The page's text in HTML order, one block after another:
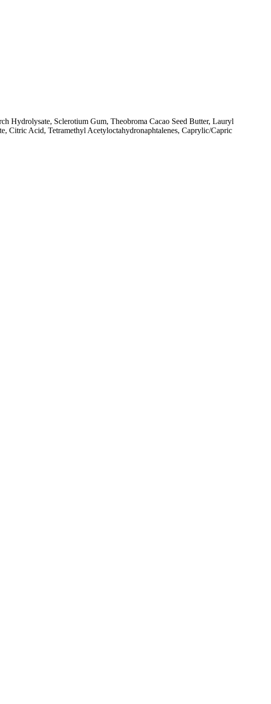
Hydrolysate, Sclerotium Gum, Theobroma Cacao Seed Butter, Lauryl
Citric Acid, Tetramethyl Acetyloctahydronaphtalenes, Caprylic/Capric